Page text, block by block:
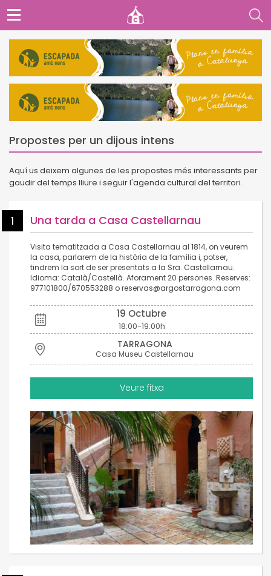
Propostes per un dijous intens
Aquí us deixem algunes de les propostes més interessants per
gaudir del temps lliure i seguir l'agenda cultural del territori.
1 Una tarda a Casa Castellarnau
Visita tematitzada a Casa Castellarnau al 1814, on veurem
la casa, parlarem de la història de la família i, potser,
tindrem la sort de ser presentats a la Sra. Castellarnau.
Idioma: Català/Castellà. Aforament 20 persones. Reserves:
977101800/670553288 o reservas@argostarragona.com
19 Octubre
18:00-19:00h
TARRAGONA
Casa Museu Castellarnau
Veure fitxa